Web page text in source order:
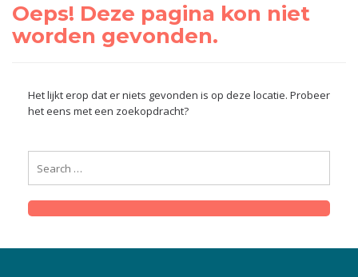
Oeps! Deze pagina kon niet
worden gevonden.
Het lijkt erop dat er niets gevonden is op deze locatie. Probeer
het eens met een zoekopdracht?
SEARCH
FOR:
Search